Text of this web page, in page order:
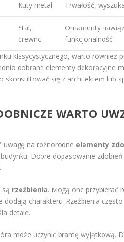
Kuty metal Trwałość,
Stal,
drewno
Ornamenty
funkcjonalność
klasycystycznego, warto również
dobrane elementy dekoracyjne
skonsultować się z architektem lub
WARTO
uwagę na różnorodne elementy
Dobre dopasowanie
są rzeźbienia. Mogą one przybierać
charakteru. Rzeźbienia
detale.
może uczynić bramę wyjątkową.